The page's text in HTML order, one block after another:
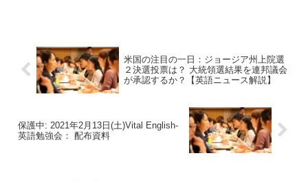
米国の注目の一日：ジョージア州上院選
２決選投票は？ 大統領選結果を連邦議会
が承認するか？【英語ニュース解説】
保護中: 2021年2月13日(土)Vital English-
英語勉強会： 配布資料